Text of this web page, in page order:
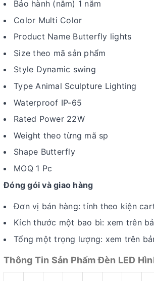
Bảo hành (năm) 1 năm
Color Multi Color
Product Name Butterfly lights
Size theo mã sản phẩm
Style Dynamic swing
Type Animal Sculpture Lighting
Waterproof IP-65
Rated Power 22W
Weight theo từng mã sp
Shape Butterfly
MOQ 1 Pc
Đóng gói và giao hàng
Đơn vị bán hàng: tính theo kiện
Kích thước một bao bì: xem trên
Tổng một trọng lượng: xem trên
Thông Tin Sản Phẩm Đèn LED